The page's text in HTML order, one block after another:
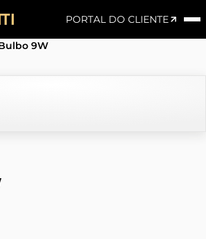
PORTAL DO CLIENTE
9W